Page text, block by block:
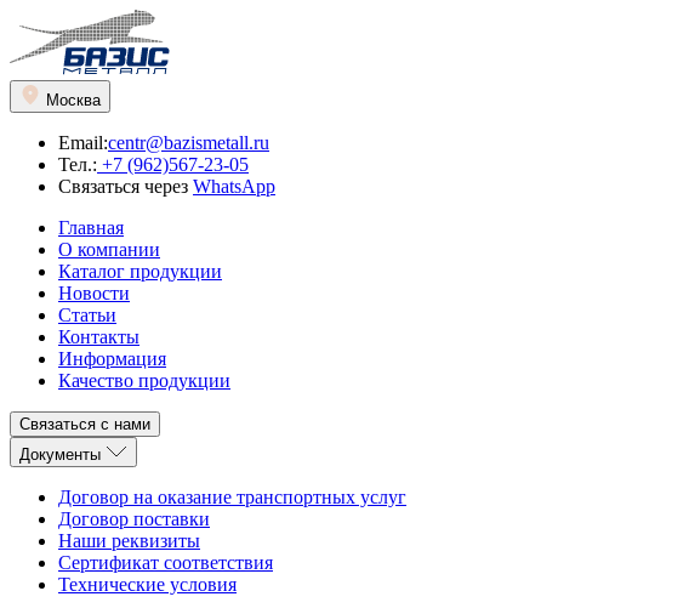
Москва
Email:centr@bazismetall.ru
Тел.: +7 (962)567-23-05
Связаться через WhatsApp
Главная
О компании
Каталог продукции
Новости
Статьи
Контакты
Информация
Качество продукции
Связаться с нами
Документы
Договор на оказание транспортных услуг
Договор поставки
Наши реквизиты
Сертификат соответствия
Технические условия